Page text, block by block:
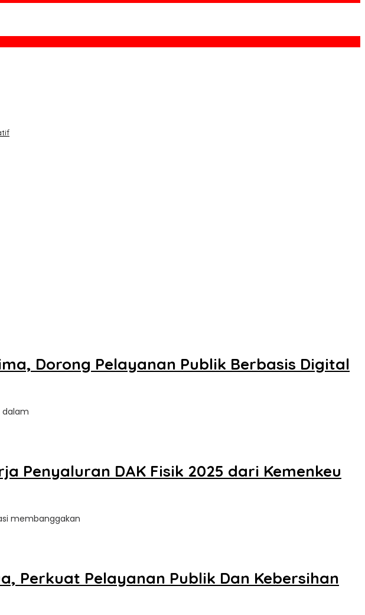
Dorong Pelayanan Publik Berbasis Digital
dalam
Penyaluran DAK Fisik 2025 dari Kemenkeu
membanggakan
Perkuat Pelayanan Publik Dan Kebersihan